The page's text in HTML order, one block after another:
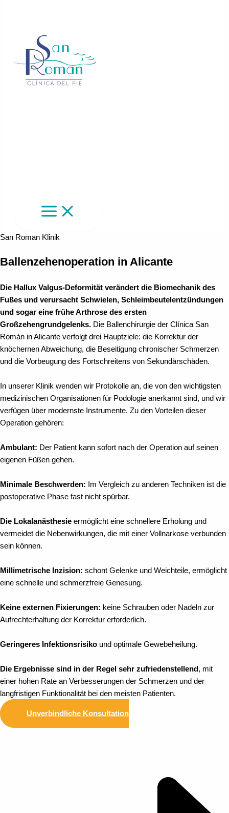
San Roman Klinik
Ballenzehenoperation in Alicante
Die Hallux Valgus-Deformität verändert die Biomechanik des
Fußes und verursacht Schwielen, Schleimbeutelentzündungen
und sogar eine frühe Arthrose des ersten
Großzehengrundgelenks. Die Ballenchirurgie der Clínica San
Román in Alicante verfolgt drei Hauptziele: die Korrektur der
knöchernen Abweichung, die Beseitigung chronischer Schmerzen
und die Vorbeugung des Fortschreitens von Sekundärschäden.
In unserer Klinik wenden wir Protokolle an, die von den wichtigsten
medizinischen Organisationen für Podologie anerkannt sind, und wir
verfügen über modernste Instrumente. Zu den Vorteilen dieser
Operation gehören:
Ambulant: Der Patient kann sofort nach der Operation auf seinen
eigenen Füßen gehen.
Minimale Beschwerden: Im Vergleich zu anderen Techniken ist die
postoperative Phase fast nicht spürbar.
Die Lokalanästhesie ermöglicht eine schnellere Erholung und
vermeidet die Nebenwirkungen, die mit einer Vollnarkose verbunden
sein können.
Millimetrische Inzision: schont Gelenke und Weichteile, ermöglicht
eine schnelle und schmerzfreie Genesung.
Keine externen Fixierungen: keine Schrauben oder Nadeln zur
Aufrechterhaltung der Korrektur erforderlich.
Geringeres Infektionsrisiko und optimale Gewebeheilung.
Die Ergebnisse sind in der Regel sehr zufriedenstellend , mit
einer hohen Rate an Verbesserungen der Schmerzen und der
langfristigen Funktionalität bei den meisten Patienten.
Unverbindliche Konsultation